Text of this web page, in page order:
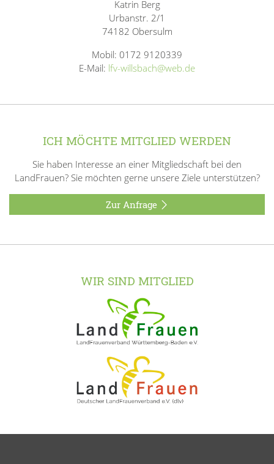
Katrin Berg
Urbanstr. 2/1
74182 Obersulm
Mobil: 0172 9120339
E-Mail: lfv-willsbach@web.de
ICH MÖCHTE MITGLIED WERDEN
Sie haben Interesse an einer Mitgliedschaft bei den
LandFrauen? Sie möchten gerne unsere Ziele unterstützen?
Zur Anfrage
WIR SIND MITGLIED